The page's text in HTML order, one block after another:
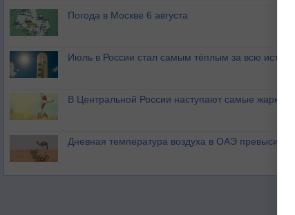
Погода в Москве 6 августа
Июль в России стал самым тёплым за всю
В Центральной России наступают самые жаркие
Дневная температура воздуха в ОАЭ превысила